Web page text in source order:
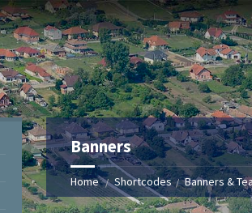
Banners
Home Shortcodes Banners &